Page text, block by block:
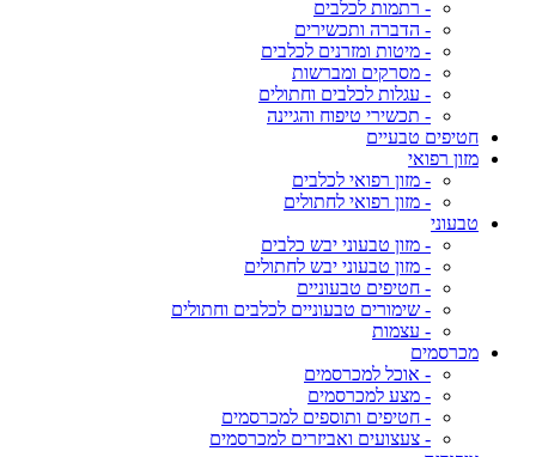
- רתמות לכלבים
- הדברה ותכשירים
- מיטות ומזרנים לכלבים
- מסרקים ומברשות
- עגלות לכלבים וחתולים
- תכשירי טיפוח והגיינה
חטיפים טבעיים
מזון רפואי
- מזון רפואי לכלבים
- מזון רפואי לחתולים
טבעוני
- מזון טבעוני יבש כלבים
- מזון טבעוני יבש לחתולים
- חטיפים טבעוניים
- שימורים טבעוניים לכלבים וחתולים
- עצמות
מכרסמים
- אוכל למכרסמים
- מצע למכרסמים
- חטיפים ותוספים למכרסמים
- צעצועים ואביזרים למכרסמים